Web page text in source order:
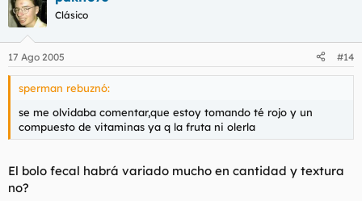
Clásico
17 Ago 2005 #14
sperman rebuznó:
se me olvidaba comentar,que estoy tomando té rojo y un
compuesto de vitaminas ya q la fruta ni olerla
El bolo fecal habrá variado mucho en cantidad y textura
no?